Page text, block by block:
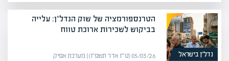
נדל”ן בישראל
הטרנספורמציה של שוק הנדל"ן: עלייה
בביקוש לשכירות ארוכת טווח
05/03/26 (ט״ז אדר תשפ״ו) | מערכת אפיק